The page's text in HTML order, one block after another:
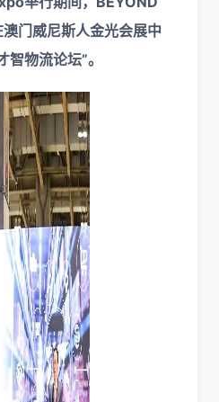
门威尼斯人金光会展中
物流论坛”。